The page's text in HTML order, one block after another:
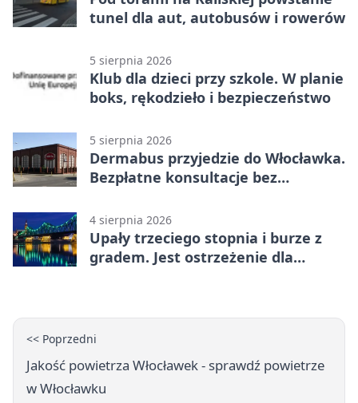
tunel dla aut, autobusów i rowerów
5 sierpnia 2026
Klub dla dzieci przy szkole. W planie
boks, rękodzieło i bezpieczeństwo
5 sierpnia 2026
Dermabus przyjedzie do Włocławka.
Bezpłatne konsultacje bez
4 sierpnia 2026
Upały trzeciego stopnia i burze z
gradem. Jest ostrzeżenie dla
<< Poprzedni
Jakość powietrza Włocławek - sprawdź powietrze
w Włocławku